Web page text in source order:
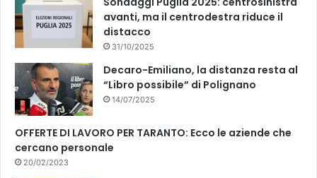
avanti, ma il centrodestra riduce il
distacco
31/10/2025
Decaro-Emiliano, la distanza resta al
“Libro possibile” di Polignano
14/07/2025
OFFERTE DI LAVORO PER TARANTO: Ecco le aziende che
cercano personale
20/02/2023